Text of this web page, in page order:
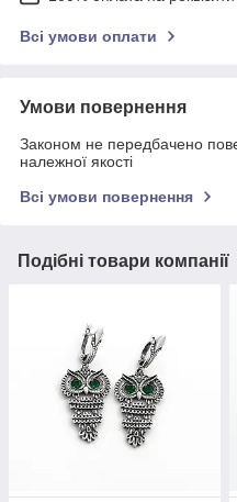
Всі умови оплати
Умови повернення
Законом не передбачено
належної якості
Всі умови повернення
Подібні товари компанії